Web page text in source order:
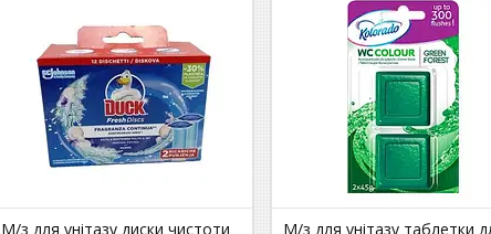
М/з для унітазу диски чистоти М/з для унітазу таблетки